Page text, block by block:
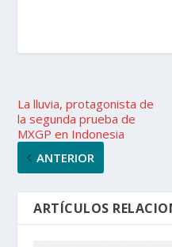
La lluvia, protagonista de
la segunda prueba de
MXGP en Indonesia
ANTERIOR
ARTÍCULOS